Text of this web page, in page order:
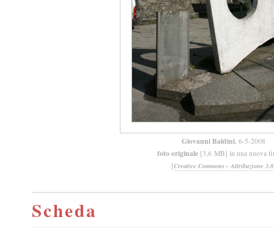
Giovanni Baldini , 6-5-2008
foto originale [3,6 MB] in una nuova
[Creative Commons - Attribuzione 3.0
Scheda